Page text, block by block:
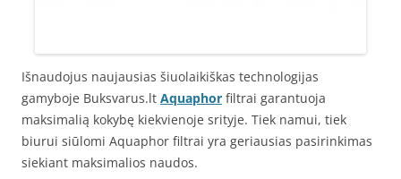
Išnaudojus naujausias šiuolaikiškas technologijas
gamyboje Buksvarus.lt Aquaphor filtrai garantuoja
maksimalią kokybę kiekvienoje srityje. Tiek namui, tiek
biurui siūlomi Aquaphor filtrai yra geriausias pasirinkimas
siekiant maksimalios naudos.